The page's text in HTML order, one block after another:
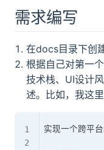
需求编写
在docs目录下创
根据自己对第一
技术栈、UI设计
述。比如，我这里
实现一个跨平